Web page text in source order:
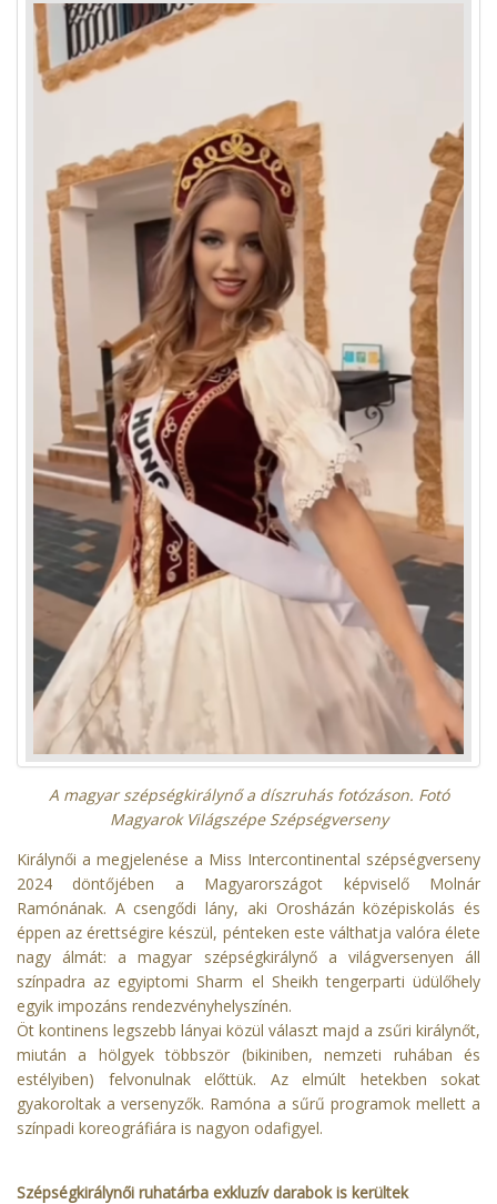
A magyar szépségkirálynő a díszruhás fotózáson. Fotó
Magyarok Világszépe Szépségverseny
Királynői a megjelenése a Miss Intercontinental szépségverseny
2024 döntőjében a Magyarországot képviselő Molnár
Ramónának. A csengődi lány, aki Orosházán középiskolás és
éppen az érettségire készül, pénteken este válthatja valóra élete
nagy álmát: a magyar szépségkirálynő a világversenyen áll
színpadra az egyiptomi Sharm el Sheikh tengerparti üdülőhely
egyik impozáns rendezvényhelyszínén.
Öt kontinens legszebb lányai közül választ majd a zsűri királynőt,
miután a hölgyek többször (bikiniben, nemzeti ruhában és
estélyiben) felvonulnak előttük. Az elmúlt hetekben sokat
gyakoroltak a versenyzők. Ramóna a sűrű programok mellett a
színpadi koreográfiára is nagyon odafigyel.
Szépségkirálynői ruhatárba exkluzív darabok is kerültek